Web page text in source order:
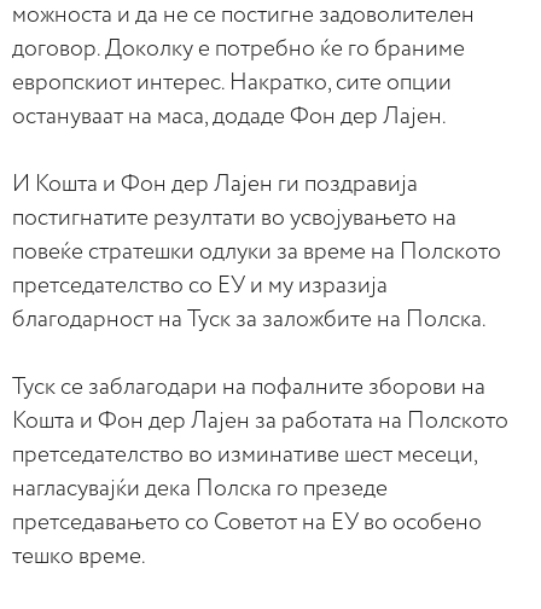
можноста и да не се постигне задоволителен
договор. Доколку е потребно ќе го браниме
европскиот интерес. Накратко, сите опции
остануваат на маса, додаде Фон дер Лајен.
И Кошта и Фон дер Лајен ги поздравија
постигнатите резултати во усвојувањето на
повеќе стратешки одлуки за време на Полското
претседателство со ЕУ и му изразија
благодарност на Туск за заложбите на Полска.
Туск се заблагодари на пофалните зборови на
Кошта и Фон дер Лајен за работата на Полското
претседателство во изминативе шест месеци,
нагласувајќи дека Полска го презеде
претседавањето со Советот на ЕУ во особено
тешко време.